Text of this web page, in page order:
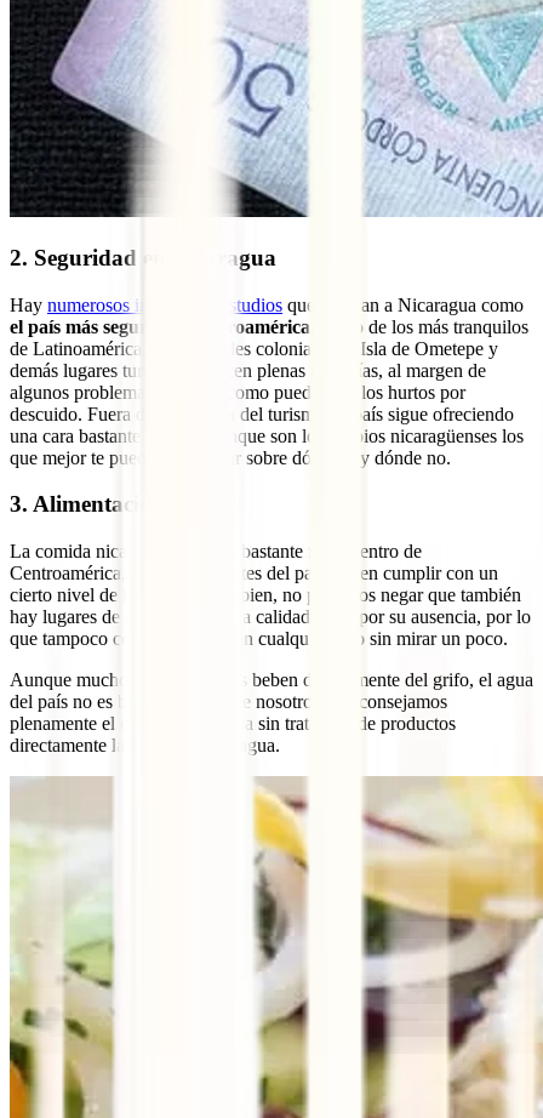
2. Seguridad en Nicaragua
Hay numerosos informes y estudios que colocan a Nicaragua como
el país más seguro de Centroamérica , y uno de los más tranquilos
de Latinoamérica. Las ciudades coloniales, la Isla de Ometepe y
demás lugares turísticos ofrecen plenas garantías, al margen de
algunos problemas menores como pueden ser los hurtos por
descuido. Fuera de la burbuja del turismo, el país sigue ofreciendo
una cara bastante amable, aunque son los propios nicaragüenses los
que mejor te pueden aconsejar sobre dónde ir y dónde no.
3. Alimentación
La comida nicaragüense tiene bastante fama dentro de
Centroamérica, y los restaurantes del país suelen cumplir con un
cierto nivel de higiene. Ahora bien, no podemos negar que también
hay lugares de comida donde la calidad brilla por su ausencia, por lo
que tampoco conviene entrar en cualquier sitio sin mirar un poco.
Aunque muchos nicaragüenses beben directamente del grifo, el agua
del país no es buena, por lo que nosotros desaconsejamos
plenamente el consumo de agua sin tratar y o de productos
directamente lavados por esta agua.